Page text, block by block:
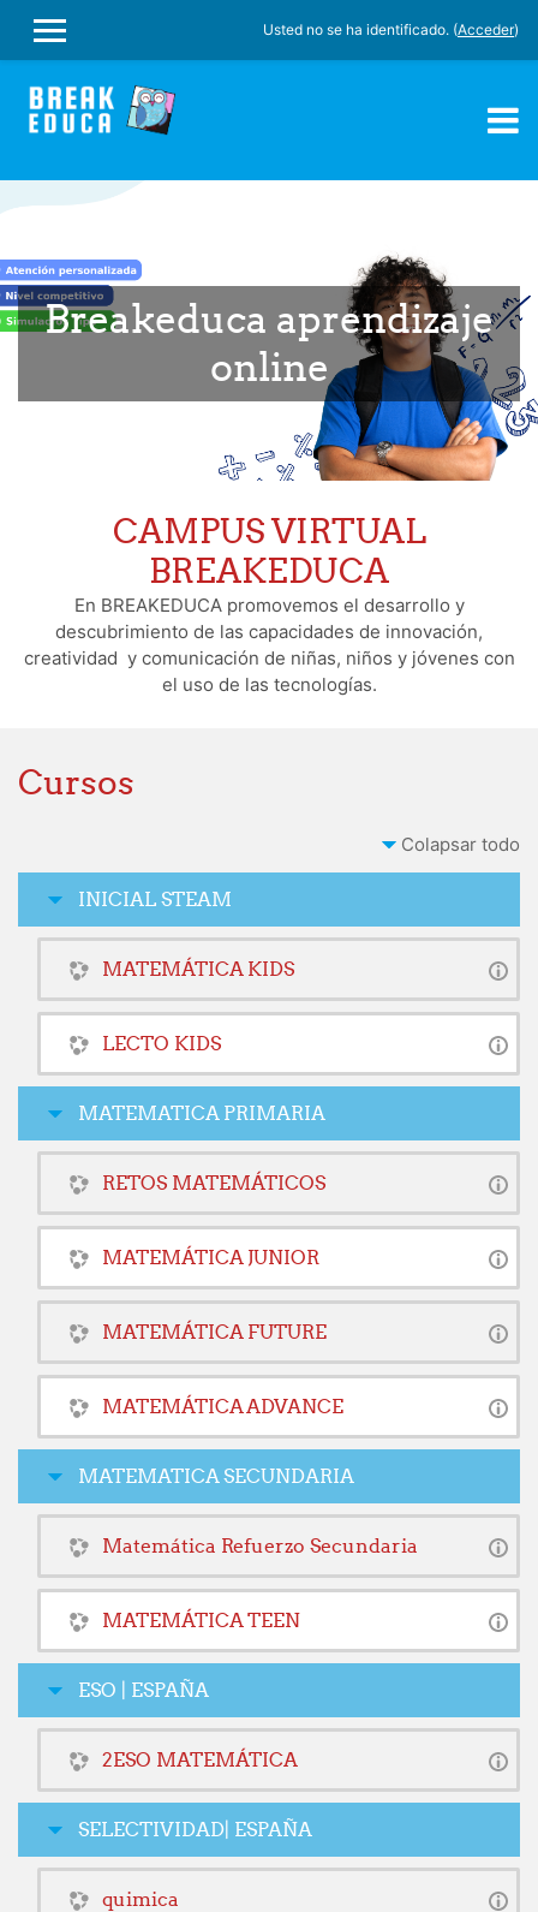
PANEL LATERAL
Usted no se ha identificado. (Acceder)
Breakeduca aprendizaje
online
CAMPUS VIRTUAL
BREAKEDUCA
En BREAKEDUCA promovemos el desarrollo y
descubrimiento de las capacidades de innovación,
creatividad y comunicación de niñas, niños y jóvenes con
el uso de las tecnologías.
Cursos
Colapsar todo
INICIAL STEAM
MATEMÁTICA KIDS
LECTO KIDS
MATEMATICA PRIMARIA
RETOS MATEMÁTICOS
MATEMÁTICA JUNIOR
MATEMÁTICA FUTURE
MATEMÁTICA ADVANCE
MATEMATICA SECUNDARIA
Matemática Refuerzo Secundaria
MATEMÁTICA TEEN
ESO | ESPAÑA
2ESO MATEMÁTICA
SELECTIVIDAD| ESPAÑA
quimica